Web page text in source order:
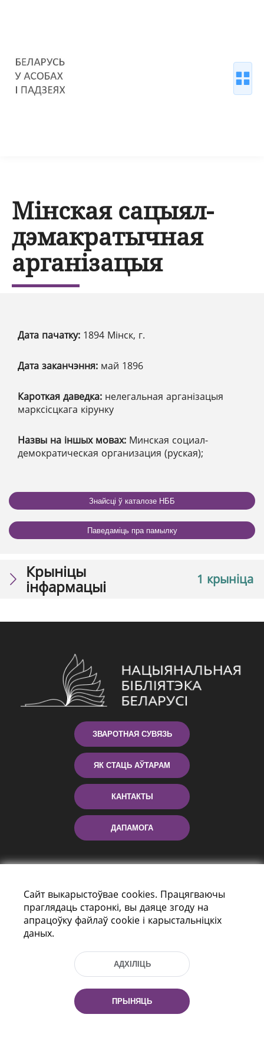
Мінская сацыял-
дэмакратычная
арганізацыя
Дата пачатку: 1894 Мінск, г.
Дата заканчэння: май 1896
Кароткая даведка: нелегальная арганізацыя
марксісцкага кірунку
Назвы на іншых мовах: Минская социал-
демократическая организация (руская);
Знайсці ў каталозе НББ
Паведаміць пра памылку
1 крыніца
Крыніцы
інфармацыі
ЗВАРОТНАЯ СУВЯЗЬ
ЯК СТАЦЬ АЎТАРАМ
КАНТАКТЫ
ДАПАМОГА
праспект Незалежнасці 116
г. Мiнск, Рэспубліка Беларусь, 220114
Тэл.: (+375 17) 368 37 37, Факс: (+375 17)
Эл. пошта: inbox@nlb.by
Сайт выкарыстоўвае cookies. Працягваючы
праглядаць старонкі, вы даяце згоду на
апрацоўку файлаў cookie і карыстальніцкіх
даных.
АДХІЛІЦЬ
ПРЫНЯЦЬ